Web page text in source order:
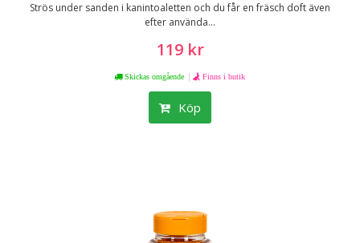
Strös under sanden i kanintoaletten och du får en fräsch doft även
efter använda...
119 kr
Skickas omgående | Finns i butik
Köp